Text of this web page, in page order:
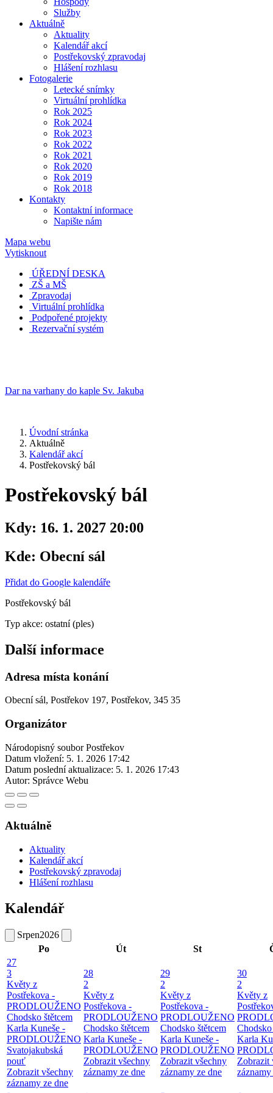
Služby
Aktuálně
Aktuality
Kalendář akcí
Postřekovský zpravodaj
Hlášení rozhlasu
Fotogalerie
Letecké snímky
Virtuální prohlídka
Rok 2025
Rok 2024
Rok 2023
Rok 2022
Rok 2021
Rok 2020
Rok 2019
Rok 2018
Kontakty
Kontaktní informace
Napište nám
Mapa webu
Vytisknout
ÚŘEDNÍ DESKA
ZŠ a MŠ
Zpravodaj
Virtuální prohlídka
Podpořené projekty
Rezervační systém
Dar na varhany do kaple Sv. Jakuba
Úvodní stránka
Aktuálně
Kalendář akcí
Postřekovský bál
Postřekovský bál
Kdy: 16. 1. 2027 20:00
Kde: Obecní sál
Přidat do Google kalendáře
Postřekovský bál
Typ akce: ostatní (ples)
Další informace
Adresa místa konání
Obecní sál, Postřekov 197, Postřekov, 345 35
Organizátor
Národopisný soubor Postřekov
Datum vložení: 5. 1. 2026 17:42
Datum poslední aktualizace: 5. 1. 2026 17:43
Autor: Správce Webu
Aktuálně
Aktuality
Kalendář akcí
Postřekovský zpravodaj
Hlášení rozhlasu
Kalendář
Srpen2026
Po
Út St
27
3
Květy z
Postřekova -
PRODLOUŽENO
Chodsko štětcem
Karla Kuneše -
PRODLOUŽENO
Svatojakubská
pouť
Zobrazit všechny
záznamy ze dne
28
2
Květy z
Postřekova -
PRODLOUŽENO
Chodsko štětcem
Karla Kuneše -
PRODLOUŽENO
Zobrazit všechny
záznamy ze dne
29
2
Květy z
Postřekova -
PRODLOUŽENO
Chodsko štětcem
Karla Kuneše -
PRODLOUŽENO
Zobrazit všechny
záznamy ze dne
30
2
Květy z
Chodsko
Karla
Zobrazit